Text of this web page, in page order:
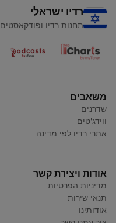
רדיו ישראלי
תחנות רדיו ופודקאסטים
משאבים
שדרנים
ווידג'טים
אתרי רדיו לפי מדינה
אודות ויצירת קשר
מדיניות הפרטיות
תנאי שירות
אודותינו